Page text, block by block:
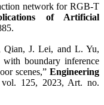
network for RGB-T
of Artificial
J. Lei, and L. Yu,
boundary inference
scenes,” Engineering
125, 2023, Art. no.